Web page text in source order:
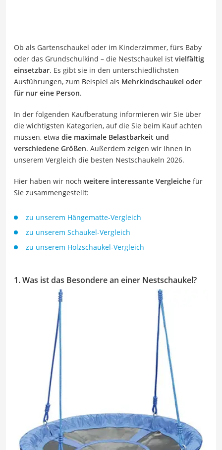
Ob als Gartenschaukel oder im Kinderzimmer, fürs Baby
oder das Grundschulkind – die Nestschaukel ist vielfältig
einsetzbar. Es gibt sie in den unterschiedlichsten
Ausführungen, zum Beispiel als Mehrkindschaukel oder
für nur eine Person.
In der folgenden Kaufberatung informieren wir Sie über
die wichtigsten Kategorien, auf die Sie beim Kauf achten
müssen, etwa die maximale Belastbarkeit und
verschiedene Größen. Außerdem zeigen wir Ihnen in
unserem Vergleich die besten Nestschaukeln 2026.
Hier haben wir noch weitere interessante Vergleiche für
Sie zusammengestellt:
zu unserem Hängematte-Vergleich
zu unserem Schaukel-Vergleich
zu unserem Holzschaukel-Vergleich
1. Was ist das Besondere an einer Nestschaukel?